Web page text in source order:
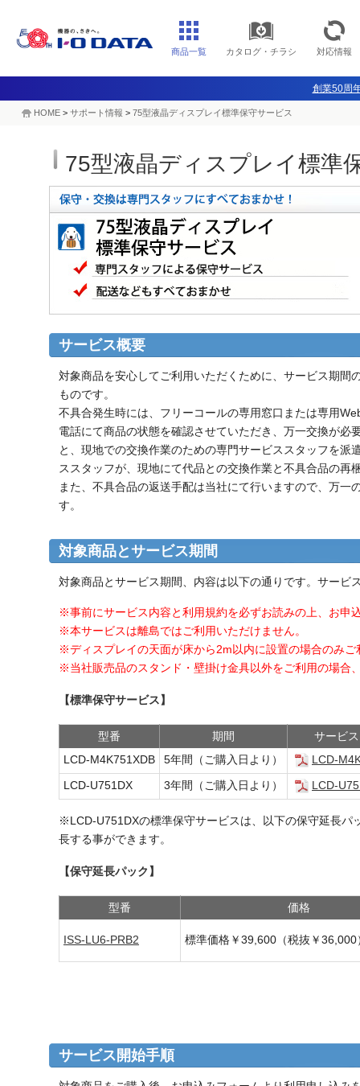
商品一覧 カタログ・チラシ 対応情報
創業50周
HOME > サポート情報 > 75型液晶ディスプレイ標準保守サービス
75型液晶ディスプレイ標準
サービス概要
対象商品を安心してご利用いただくために、サービス期間
ものです。
不具合発生時には、フリーコールの専用窓口または専用
電話にて商品の状態を確認させていただき、万一交換が必
と、現地での交換作業のための専門サービススタッフを派
ススタッフが、現地にて代品との交換作業と不具合品の再
また、不具合品の返送手配は当社にて行いますので、万一
す。
対象商品とサービス期間
対象商品とサービス期間、内容は以下の通りです。サービ
※事前にサービス内容と利用規約を必ずお読みの上、お申
※本サービスは離島ではご利用いただけません。
※ディスプレイの天面が床から2m以内に設置の場合のみ
※当社販売品のスタンド・壁掛け金具以外をご利用の場合
【標準保守サービス】
型番 期間
サービ
LCD-M4K751XDB
5年間（ご購入日より） LCD-
LCD-U751DX 3年間（ご購入日より） LCD-
※LCD-U751DXの標準保守サービスは、以下の保守延長パ
長する事ができます。
【保守延長パック】
型番 価格
ISS-LU6-PRB2 標準価格￥39,600（税抜￥36,000
サービス開始手順